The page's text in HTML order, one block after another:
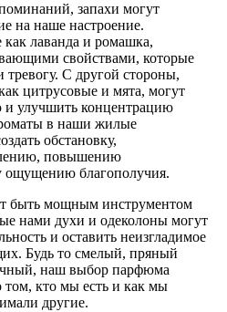
запахи могут
на наше настроение.
лаванда и ромашка,
свойствами, которые
тревогу. С другой стороны,
цитрусовые и мята, могут
улучшить концентрацию
в наши жилые
обстановку,
повышению
ощущению благополучия.
быть мощным инструментом
нами духи и одеколоны могут
и оставить неизгладимое
Будь то смелый, пряный
наш выбор парфюма
том, кто мы есть и как мы
другие.